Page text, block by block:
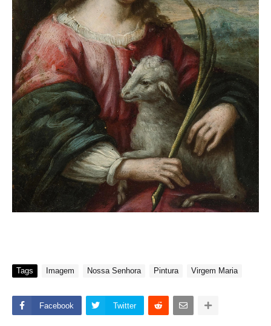
Tags Imagem Nossa Senhora Pintura Virgem Maria
Facebook Twitter